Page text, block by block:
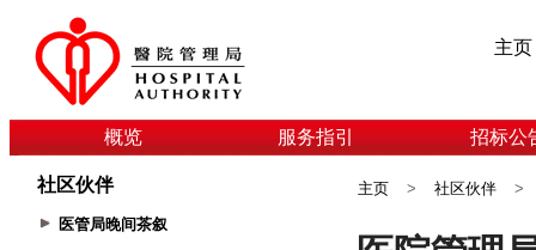
主页
概览 服务指引 招标公
社区伙伴
医管局晚间茶叙
主页 > 社区伙伴 >